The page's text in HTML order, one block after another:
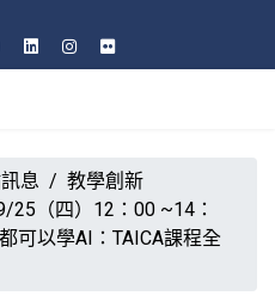
息
教學創新
25（四）12：00 ~14：
可以學AI：TAICA課程全